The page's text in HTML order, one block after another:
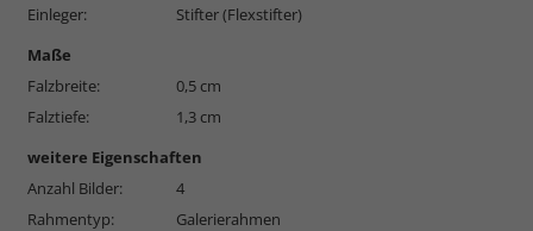
Einleger:
Stifter (Flexstifter)
Maße
Falzbreite:
0,5 cm
Falztiefe:
1,3 cm
weitere Eigenschaften
Anzahl Bilder:
4
Rahmentyp:
Galerierahmen